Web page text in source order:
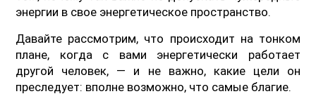
энергии в свое энергетическое пространство.
Давайте рассмотрим, что происходит на тонком
плане, когда с вами энергетически работает
другой человек, — и не важно, какие цели он
преследует: вполне возможно, что самые благие.